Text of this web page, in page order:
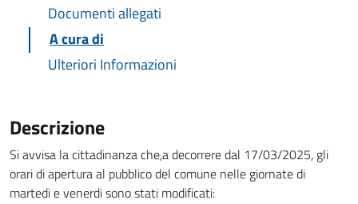
Documenti allegati
A cura di
Ulteriori Informazioni
Descrizione
Si avvisa la cittadinanza che,a decorrere dal 17/03/2025, gli
orari di apertura al pubblico del comune nelle giornate di
martedi e venerdi sono stati modificati: